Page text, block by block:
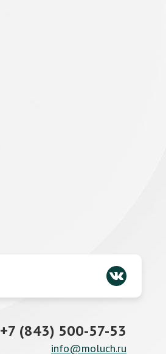
+7 (843) 500-57-53
info@moluch.ru